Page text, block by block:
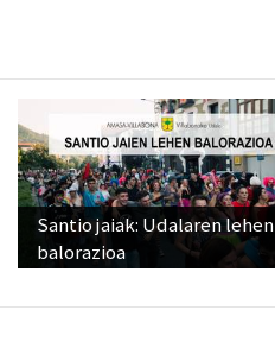
Santio jaiak: Udalaren lehen
balorazioa